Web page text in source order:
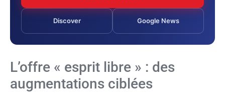
Discover Google News
L’offre « esprit libre » : des
augmentations ciblées